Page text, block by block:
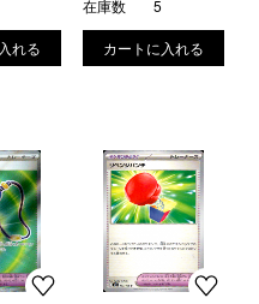
在庫数 5